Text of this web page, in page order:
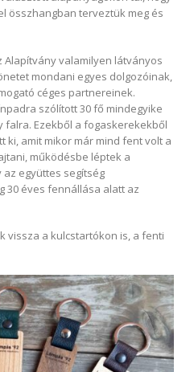
összhangban terveztük meg és
Alapítvány valamilyen látványos
mondani egyes dolgozóinak,
céges partnereinek.
szólított 30 fő mindegyike
Ezekből a fogaskerekekből
ki, amit mikor már mind fent volt a
működésbe léptek a
az együttes segítség
30 éves fennállása alatt az
vissza a kulcstartókon is, a fenti